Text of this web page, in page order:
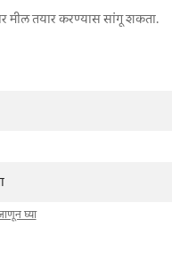
मील तयार करण्यास सांगू शकता.
घ्या